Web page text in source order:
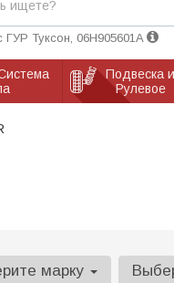
Туксон, 06H905601A
Подвеска и
Рулевое
марку